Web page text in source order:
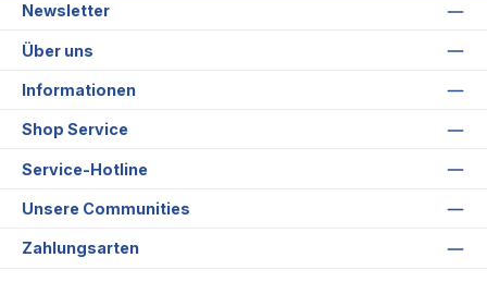
Newsletter
Über uns
Informationen
Shop Service
Service-Hotline
Unsere Communities
Zahlungsarten